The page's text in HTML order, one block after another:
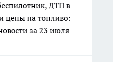
ДТП в
цены на топливо:
за 23 июля